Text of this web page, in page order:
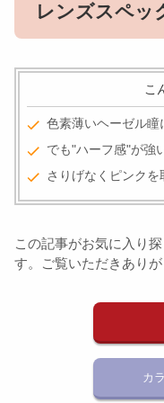
レンズスペッ
こ
色素薄いヘーゼル瞳
でも"ハーフ感"が強
さりげなくピンク
この記事がお気に入り
す。ご覧いただきあり
カ